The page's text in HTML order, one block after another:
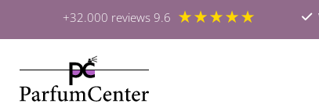
+32.000 reviews 9.6 ★★★★★